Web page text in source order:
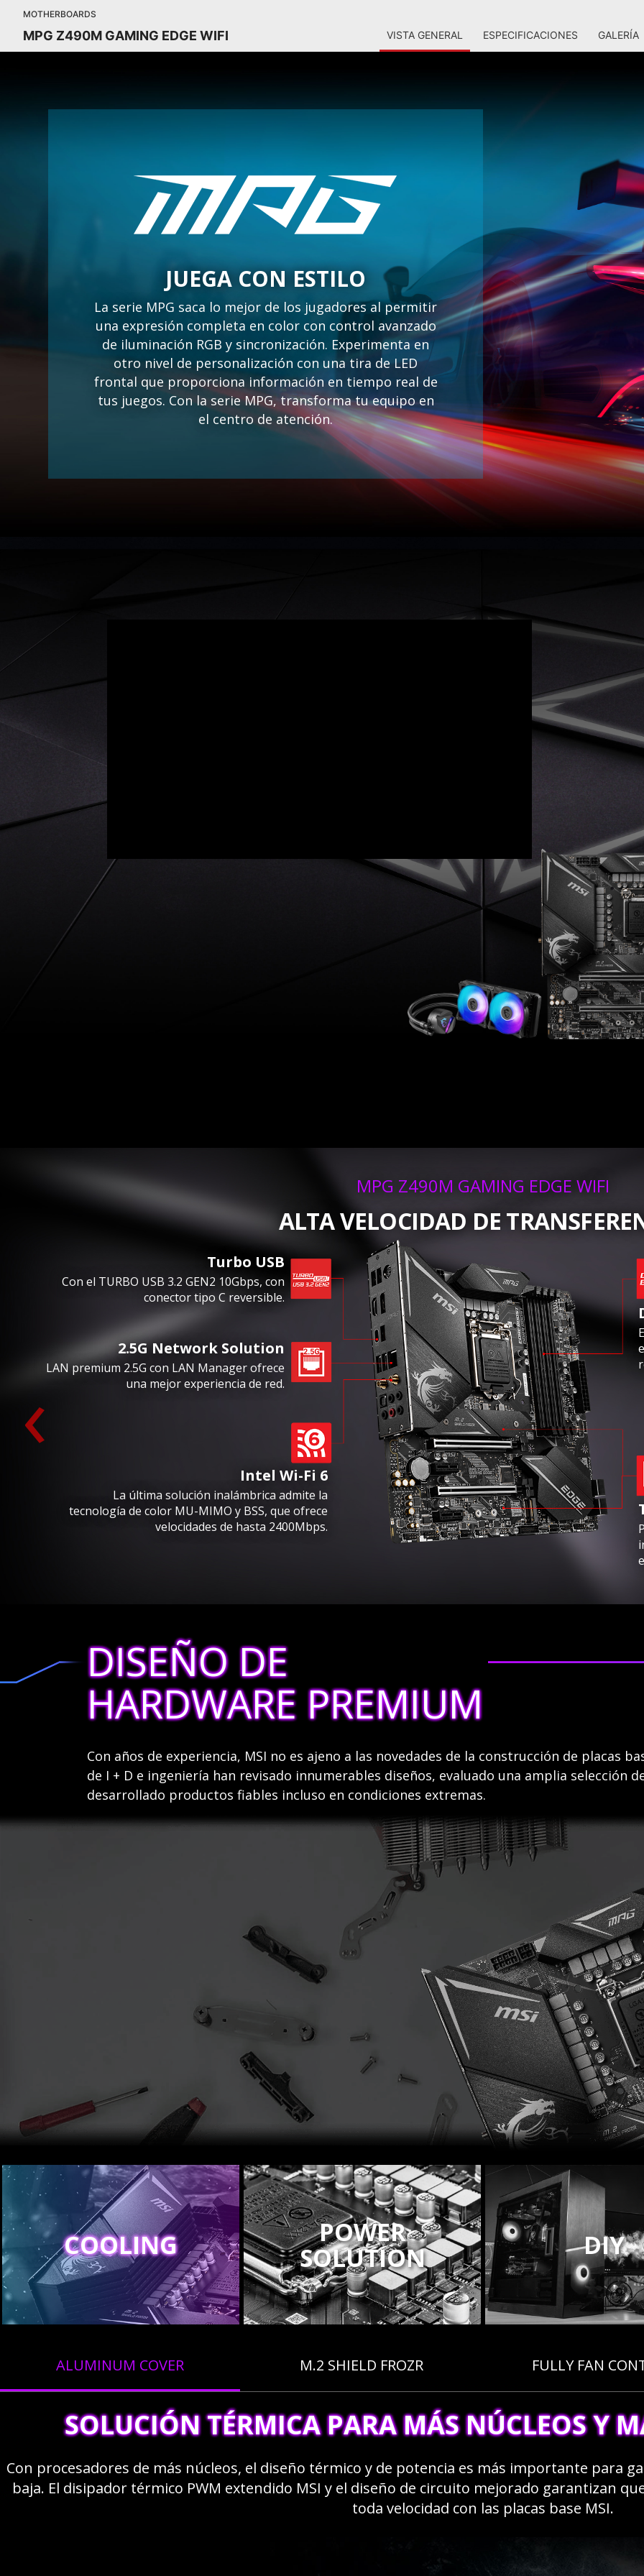
MOTHERBOARDS
MPG Z490M GAMING EDGE WIFI VISTA GENERAL ESPECIFICACIONES GALERÍA
JUEGA CON ESTILO
La serie MPG saca lo mejor de los jugadores al permitir
una expresión completa en color con control avanzado
de iluminación RGB y sincronización. Experimenta en
otro nivel de personalización con una tira de LED
frontal que proporciona información en tiempo real de
tus juegos. Con la serie MPG, transforma tu equipo en
el centro de atención.
MPG Z490M GAMING EDGE WIFI
ALTA VELOCIDAD DE
Turbo USB
Con el TURBO USB 3.2 GEN2 10Gbps, con
conector tipo C reversible.
2.5G Network Solution
LAN premium 2.5G con LAN Manager ofrece
una mejor experiencia de red.
Intel Wi-Fi 6
La última solución inalámbrica admite la
tecnología de color MU-MIMO y BSS, que ofrece
velocidades de hasta 2400Mbps.
‹
DISEÑO DE
HARDWARE PREMIUM
Con años de experiencia, MSI no es ajeno a las novedades de la construcción de placas
de I + D e ingeniería han revisado innumerables diseños, evaluado una amplia selección
desarrollado productos fiables incluso en condiciones extremas.
COOLING POWER
SOLUTION DIY
ALUMINUM COVER M.2 SHIELD FROZR FULLY FAN
SOLUCIÓN TÉRMICA PARA MÁS NÚCLEOS Y
Con procesadores de más núcleos, el diseño térmico y de potencia es más importante para
baja. El disipador térmico PWM extendido MSI y el diseño de circuito mejorado garantizan
toda velocidad con las placas base MSI.